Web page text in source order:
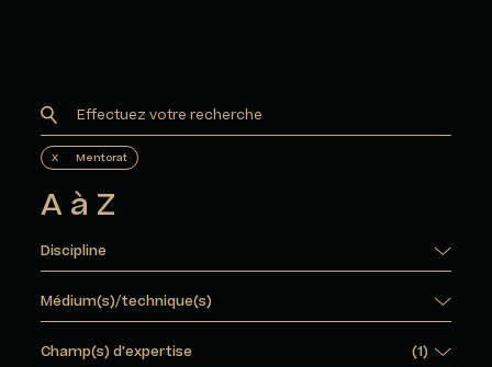
X Mentorat
A à Z
Discipline
Médium(s)/technique(s)
Champ(s) d'expertise (1)